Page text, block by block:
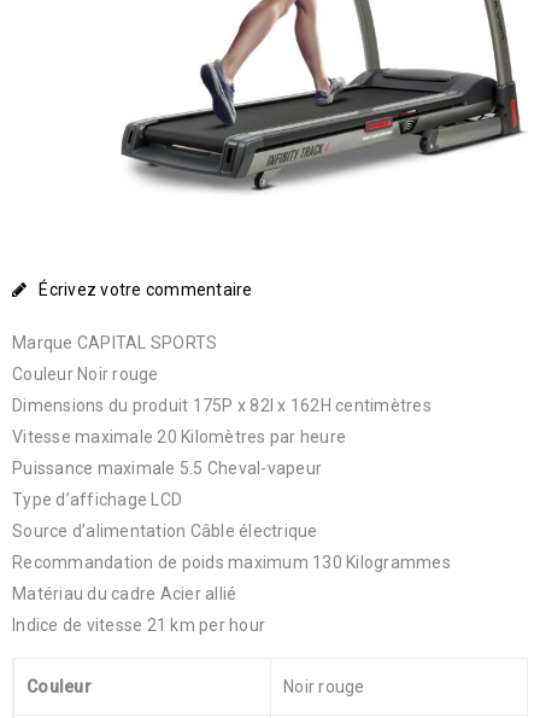
Écrivez votre commentaire
Marque CAPITAL SPORTS
Couleur Noir rouge
Dimensions du produit 175P x 82l x 162H centimètres
Vitesse maximale 20 Kilomètres par heure
Puissance maximale 5.5 Cheval-vapeur
Type d’affichage LCD
Source d’alimentation Câble électrique
Recommandation de poids maximum 130 Kilogrammes
Matériau du cadre Acier allié
Indice de vitesse 21 km per hour
Couleur ‎Noir rouge